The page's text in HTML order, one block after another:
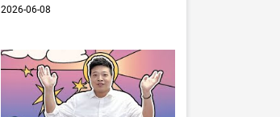
2026-06-08